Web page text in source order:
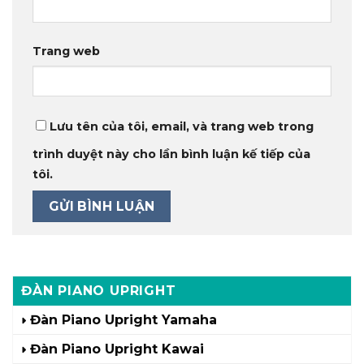
Trang web
Lưu tên của tôi, email, và trang web trong
trình duyệt này cho lần bình luận kế tiếp của
tôi.
ĐÀN PIANO UPRIGHT
Đàn Piano Upright Yamaha
Đàn Piano Upright Kawai